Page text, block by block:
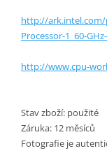
http://
Processor-1_60-
http://www.cpu-
Stav zboží: použité
Záruka: 12 měsíců
Fotografie je